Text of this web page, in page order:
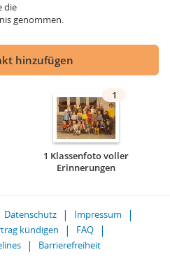
die
genommen.
hinzufügen
1
1 Klassenfoto voller
Erinnerungen
Datenschutz
Impressum
kündigen
FAQ
Barrierefreiheit